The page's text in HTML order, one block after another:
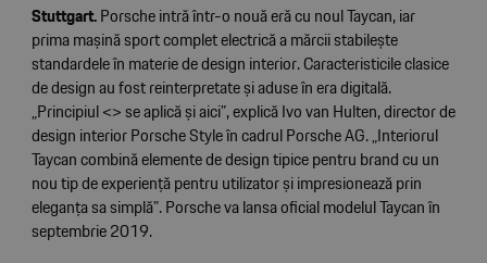
Stuttgart.Porsche intră într-o nouă eră cu noul Taycan, iar
prima mașină sport complet electrică a mărcii stabilește
standardele în materie de design interior. Caracteristicile clasice
de design au fost reinterpretate și aduse în era digitală.
„Principiul <> se aplică și aici”, explică Ivo van Hulten, director de
design interior Porsche Style în cadrul Porsche AG. „Interiorul
Taycan combină elemente de design tipice pentru brand cu un
nou tip de experiență pentru utilizator și impresionează prin
eleganța sa simplă”. Porsche va lansa oficial modelul Taycan în
septembrie 2019.